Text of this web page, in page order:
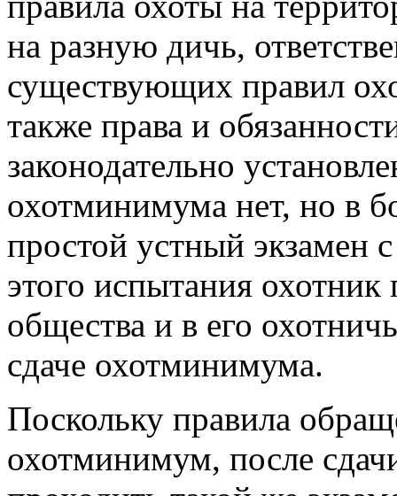
на разную дичь,
существующих правил
также права и
законодательно
охотминимума нет, но в
простой устный экзамен
этого испытания охотник
общества и в его
сдаче охотминимума.
Поскольку правила
охотминимум, после